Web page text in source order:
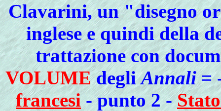
Clavarini, un "disegno
inglese e quindi della
trattazione con
VOLUMEdegliAnnali=
francesi- punto 2 -